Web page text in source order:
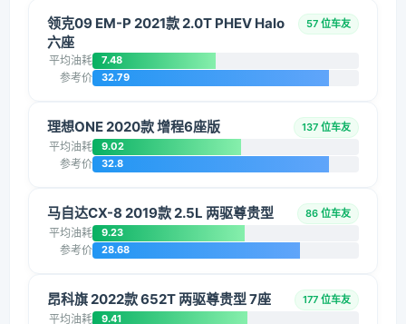
领克09 EM-P 2021款 2.0T PHEV Halo
六座
57 位车友
平均油耗 7.48
参考价 32.79
理想ONE 2020款 增程6座版 137 位车友
平均油耗 9.02
参考价 32.8
马自达CX-8 2019款 2.5L 两驱尊贵型 86 位车友
平均油耗 9.23
参考价 28.68
昂科旗 2022款 652T 两驱尊贵型 7座 177 位车友
平均油耗 9.41